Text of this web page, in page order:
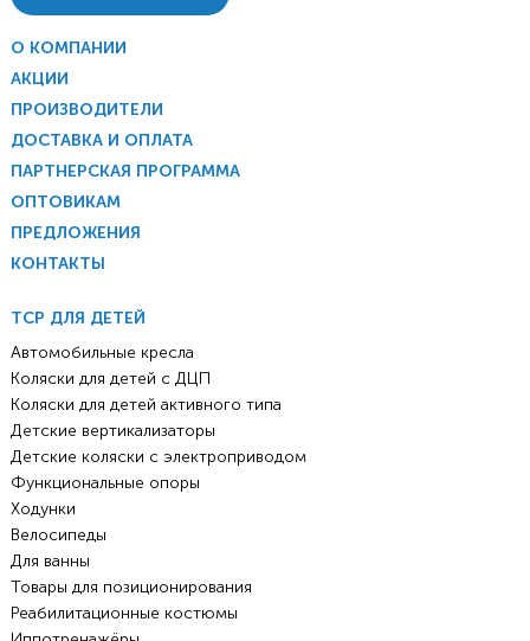
О КОМПАНИИ
АКЦИИ
ПРОИЗВОДИТЕЛИ
ДОСТАВКА И ОПЛАТА
ПАРТНЕРСКАЯ ПРОГРАММА
ОПТОВИКАМ
ПРЕДЛОЖЕНИЯ
КОНТАКТЫ
ТСР ДЛЯ ДЕТЕЙ
Автомобильные кресла
Коляски для детей с ДЦП
Коляски для детей активного типа
Детские вертикализаторы
Детские коляски с электроприводом
Функциональные опоры
Ходунки
Велосипеды
Для ванны
Товары для позиционирования
Реабилитационные костюмы